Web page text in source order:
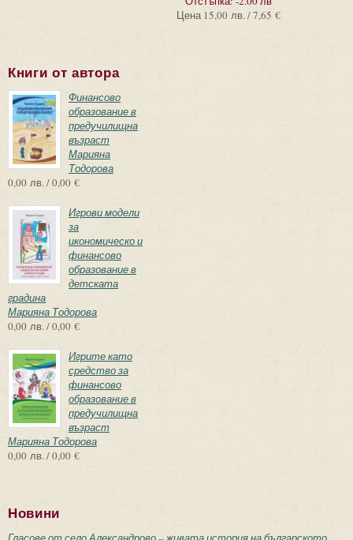
Цена 15,00 лв. / 7,65 €
Книги от автора
Финансово
образование в
предучилищна
възраст
Марияна
Тодорова
0,00 лв. / 0,00 €
Игрови модели
за
икономическо и
финансово
образование в
детската
градина
Марияна Тодорова
0,00 лв. / 0,00 €
Игрите като
средство за
финансово
образование в
предучилищна
възраст
Марияна Тодорова
0,00 лв. / 0,00 €
Новини